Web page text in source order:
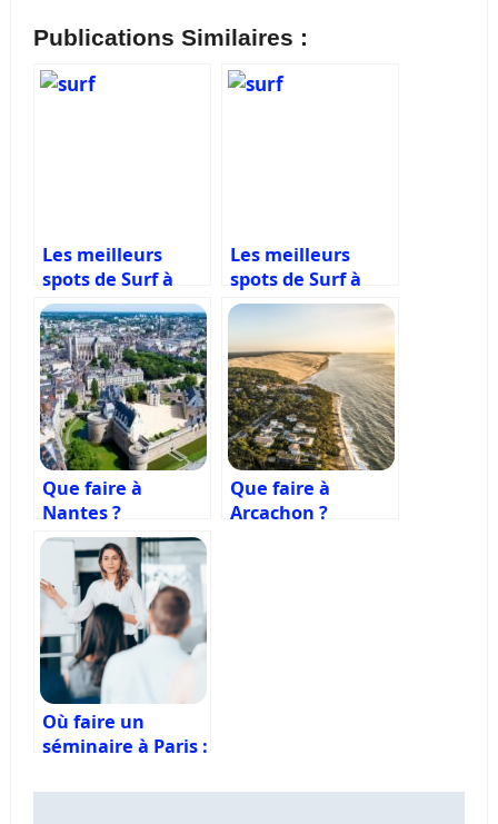
Publications Similaires :
Les meilleurs
spots de Surf à
Biscarrosse
Les meilleurs
spots de Surf à
Hossegor
Que faire à
Nantes ?
Que faire à
Arcachon ?
Où faire un
séminaire à Paris :
meilleurs lieux